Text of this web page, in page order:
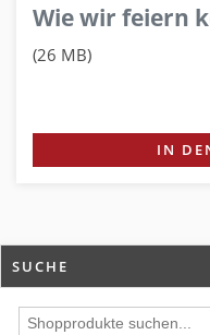
Wie wir feiern
(26 MB)
IN
SUCHE